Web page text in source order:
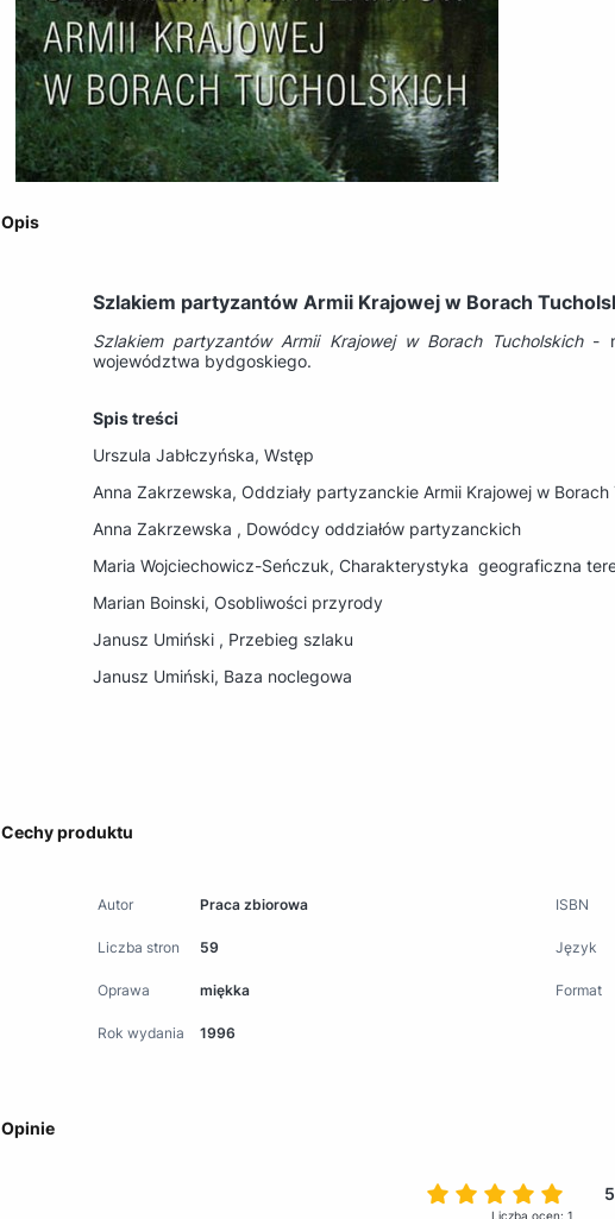
Opis
Szlakiem partyzantów Armii Krajowej w Borach
Szlakiem partyzantów Armii Krajowej w Borach Tucholskich-
województwa bydgoskiego.
Spis treści
Urszula Jabłczyńska, Wstęp
Anna Zakrzewska, Oddziały partyzanckie Armii Krajowej w Borach
Anna Zakrzewska , Dowódcy oddziałów partyzanckich
Maria Wojciechowicz-Seńczuk, Charakterystyka geograficzna
Marian Boinski, Osobliwości przyrody
Janusz Umiński , Przebieg szlaku
Janusz Umiński, Baza noclegowa
Cechy produktu
Autor Praca zbiorowa ISBN
Liczba stron 59 Język
Oprawa miękka Format
Rok wydania 1996
Opinie
Liczba ocen: 1